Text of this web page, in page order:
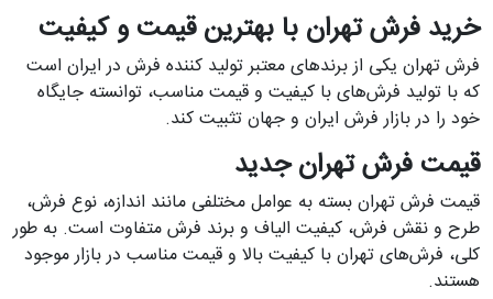
خرید فرش تهران با بهترین قیمت و کیفیت
فرش تهران یکی از برندهای معتبر تولید کننده فرش در ایران است
که با تولید فرش‌های با کیفیت و قیمت مناسب، توانسته جایگاه
خود را در بازار فرش ایران و جهان تثبیت کند.
قیمت فرش تهران جدید
قیمت فرش تهران بسته به عوامل مختلفی مانند اندازه، نوع فرش،
طرح و نقش فرش، کیفیت الیاف و برند فرش متفاوت است. به طور
کلی، فرش‌های تهران با کیفیت بالا و قیمت مناسب در بازار موجود
هستند.